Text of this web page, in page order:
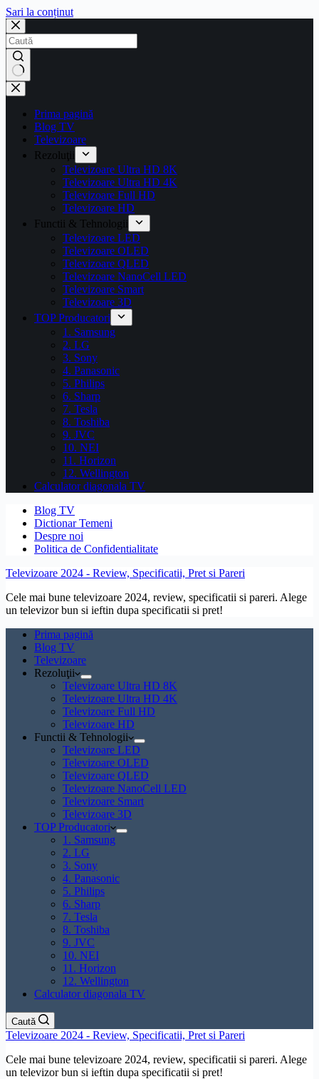
Sari la conținut
Prima pagină
Blog TV
Televizoare
Rezoluţii
Televizoare Ultra HD 8K
Televizoare Ultra HD 4K
Televizoare Full HD
Televizoare HD
Functii & Tehnologii
Televizoare LED
Televizoare OLED
Televizoare QLED
Televizoare NanoCell LED
Televizoare Smart
Televizoare 3D
TOP Producatori
1. Samsung
2. LG
3. Sony
4. Panasonic
5. Philips
6. Sharp
7. Tesla
8. Toshiba
9. JVC
10. NEI
11. Horizon
12. Wellington
Calculator diagonala TV
Blog TV
Dictionar Temeni
Despre noi
Politica de Confidentialitate
Televizoare 2024 - Review, Specificatii, Pret si Pareri
Cele mai bune televizoare 2024, review, specificatii si pareri. Alege
un televizor bun si ieftin dupa specificatii si pret!
Prima pagină
Blog TV
Televizoare
Rezoluţii
Televizoare Ultra HD 8K
Televizoare Ultra HD 4K
Televizoare Full HD
Televizoare HD
Functii & Tehnologii
Televizoare LED
Televizoare OLED
Televizoare QLED
Televizoare NanoCell LED
Televizoare Smart
Televizoare 3D
TOP Producatori
1. Samsung
2. LG
3. Sony
4. Panasonic
5. Philips
6. Sharp
7. Tesla
8. Toshiba
9. JVC
10. NEI
11. Horizon
12. Wellington
Calculator diagonala TV
Caută
Televizoare 2024 - Review, Specificatii, Pret si Pareri
Cele mai bune televizoare 2024, review, specificatii si pareri. Alege
un televizor bun si ieftin dupa specificatii si pret!